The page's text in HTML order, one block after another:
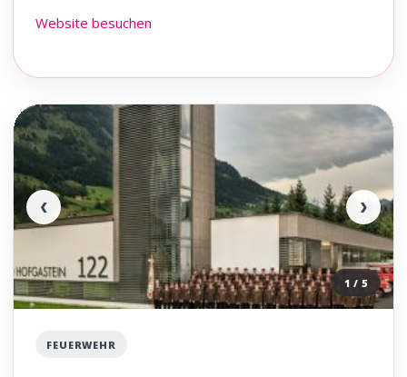
Website besuchen
‹ ›
1 / 5
FEUERWEHR